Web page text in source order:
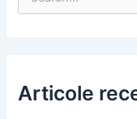
o
Articole